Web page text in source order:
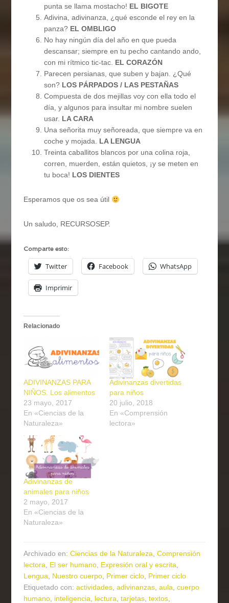
punta se llama mostacho! EL BIGOTE
Adivina, adivinanza, ¿qué esconde el rey en la
panza? EL OMBLIGO
No hay ningún día del año en que pueda
descansar; siempre en tu pecho cantando ando,
con mi rítmico tic-tac. EL CORAZÓN
Parecen persianas, que suben y bajan. ¿Qué
son? LOS PÁRPADOS / LAS PESTAÑAS
Compuesta de dos mejillas voy con ella todo el
día, y algunos para insultar mi nombre suelen
usar. LA CARA
Una señorita muy señoreada, que siempre va en
coche y mojada. LA LENGUA
Treinta caballitos blancos por una colina roja,
corren, muerden, están quietos, ¡y se meten en
tu boca! LOS DIENTES
Esperamos que os sea útil
Un saludo, RECURSOSEP.
Comparte esto:
Twitter Facebook WhatsApp
Imprimir
Relacionado
ADIVINANZAS PARA
NIÑOS. Los alimentos
23 mayo, 2017
En «Ciencias de la
Naturaleza»
Adivinanzas divertidas
para niños
20 julio, 2018
En «Comprensión
lectora»
Adivinanzas de
animales para niños
2 mayo, 2017
En «Ciencias de la
Naturaleza»
Archivado en:Ciencias de la Naturaleza ,Comprensión
lectora
El ser humano Expresión oral y escrita
Lengua
Nuestro cuerpo Primer ciclo Primer ciclo
Etiquetado con:actividades ,adivinanzas ,aula ,cuerpo
humano inteligencia lectura ,tarjetas ,textos